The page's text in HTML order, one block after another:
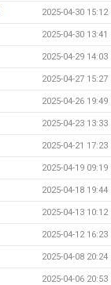
2025-04-30 15:12
2025-04-30 13:41
2025-04-29 14:03
2025-04-27 15:27
2025-04-26 19:49
2025-04-23 13:33
2025-04-21 17:23
2025-04-19 09:19
2025-04-18 19:44
2025-04-13 10:12
2025-04-12 16:23
2025-04-08 20:24
2025-04-06 20:53